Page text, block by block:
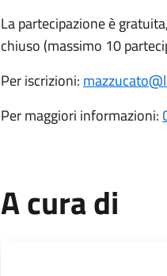
La partecipazione è
chiuso (massimo 10
Per iscrizioni:
Per maggiori informazioni:
A cura di